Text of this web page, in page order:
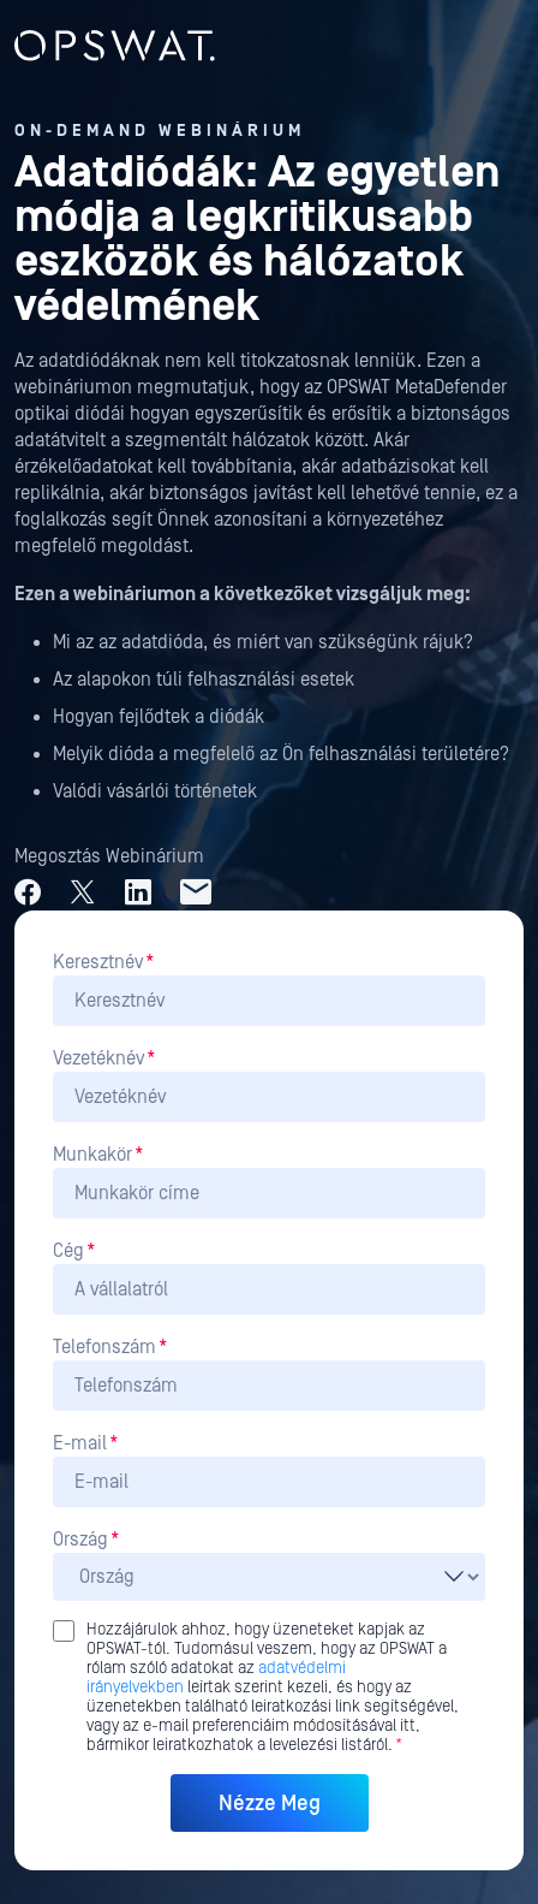
ON-DEMAND WEBINÁRIUM
Adatdiódák: Az egyetlen
módja a legkritikusabb
eszközök és hálózatok
védelmének
Az adatdiódáknak nem kell titokzatosnak lenniük. Ezen a
webináriumon megmutatjuk, hogy az OPSWAT MetaDefender
optikai diódái hogyan egyszerűsítik és erősítik a biztonságos
adatátvitelt a szegmentált hálózatok között. Akár
érzékelőadatokat kell továbbítania, akár adatbázisokat kell
replikálnia, akár biztonságos javítást kell lehetővé tennie, ez a
foglalkozás segít Önnek azonosítani a környezetéhez
megfelelő megoldást.
Ezen a webináriumon a következőket vizsgáljuk meg:
Mi az az adatdióda, és miért van szükségünk rájuk?
Az alapokon túli felhasználási esetek
Hogyan fejlődtek a diódák
Melyik dióda a megfelelő az Ön felhasználási területére?
Valódi vásárlói történetek
Megosztás Webinárium
Keresztnév*
Vezetéknév*
Munkakör*
Cég *
Telefonszám *
E-mail*
Ország *
Hozzájárulok ahhoz, hogy üzeneteket kapjak az
OPSWAT-tól. Tudomásul veszem, hogy az OPSWAT a
rólam szóló adatokat az adatvédelmi
irányelvekben leírtak szerint kezeli, és hogy az
üzenetekben található leiratkozási link segítségével,
vagy az e-mail preferenciáim módosításával itt,
bármikor leiratkozhatok a levelezési listáról. *